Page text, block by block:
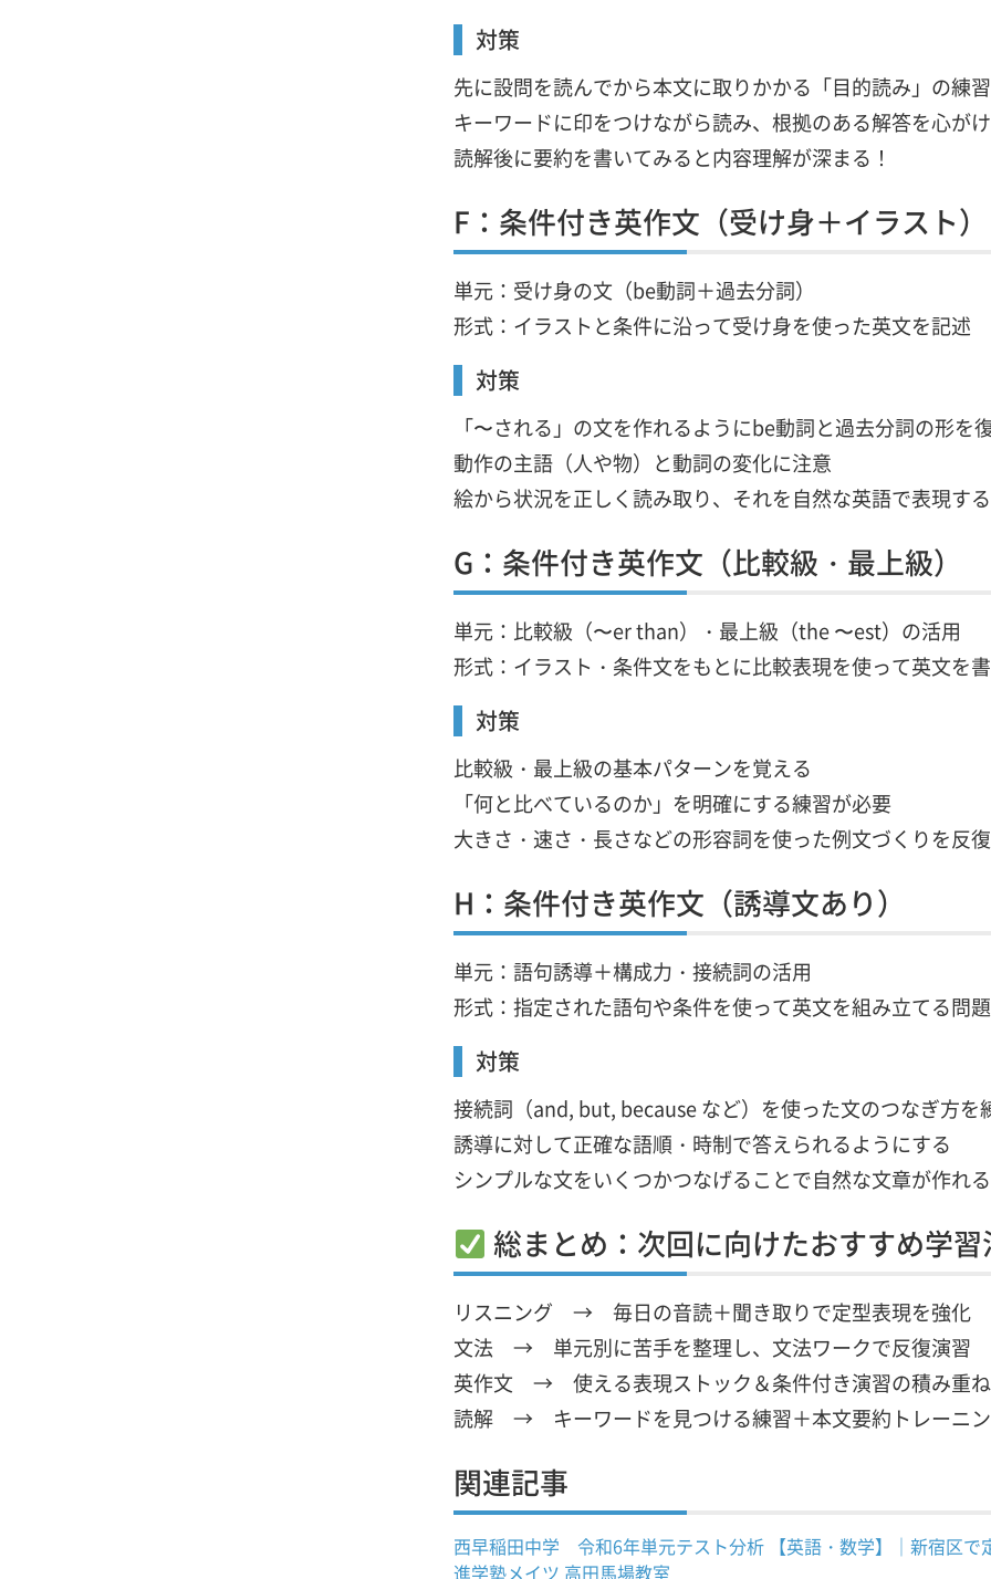
対策
先に設問を読んでから本文に取りかかる「目的読み」の練習
キーワードに印をつけながら読み、根拠のある解答を心が
読解後に要約を書いてみると内容理解が深まる！
F：条件付き英作文（受け身＋イラスト）
単元：受け身の文（be動詞＋過去分詞）
形式：イラストと条件に沿って受け身を使った英文を記述
対策
「〜される」の文を作れるようにbe動詞と過去分詞の形を
動作の主語（人や物）と動詞の変化に注意
絵から状況を正しく読み取り、それを自然な英語で表現す
G：条件付き英作文（比較級・最上級）
単元：比較級（〜er than）・最上級（the 〜est）の活用
形式：イラスト・条件文をもとに比較表現を使って英文を
対策
比較級・最上級の基本パターンを覚える
「何と比べているのか」を明確にする練習が必要
大きさ・速さ・長さなどの形容詞を使った例文づくりを反
H：条件付き英作文（誘導文あり）
単元：語句誘導＋構成力・接続詞の活用
形式：指定された語句や条件を使って英文を組み立てる問題
対策
接続詞（and, but, because など）を使った文のつなぎ方を
誘導に対して正確な語順・時制で答えられるようにする
シンプルな文をいくつかつなげることで自然な文章が作れ
総まとめ：次回に向けたおすすめ学習
リスニング → 毎日の音読＋聞き取りで定型表現を強化
文法 → 単元別に苦手を整理し、文法ワークで反復演習
英作文 → 使える表現ストック＆条件付き演習の積み重ね
読解 → キーワードを見つける練習＋本文要約トレーニ
関連記事
西早稲田中学 令和6年単元テスト分析 【英語・数学】｜新宿区で
進学塾メイツ 高田馬場教室